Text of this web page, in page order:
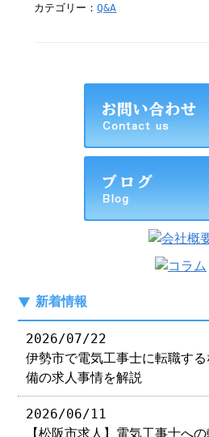
カテゴリー：Q&A
新着情報
2026/07/22
伊勢市で電気工事士に転職す
備の求人事情を解説
2026/06/11
【松阪市求人】電気工事士へ